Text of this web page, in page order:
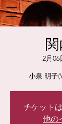
関
2月06
小泉 明子
チケット
他の